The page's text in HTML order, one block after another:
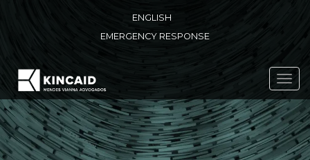
ENGLISH
EMERGENCY RESPONSE